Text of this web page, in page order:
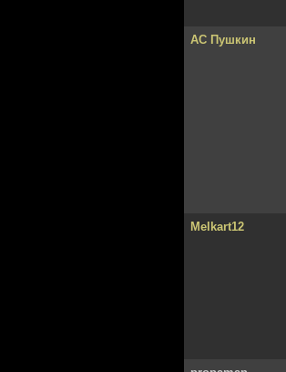
АС Пушкин
Melkart12